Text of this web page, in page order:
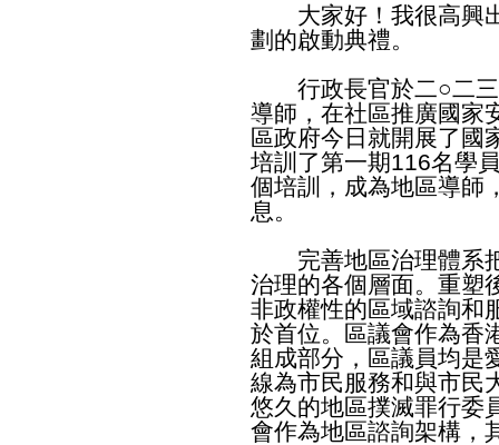
大家好！我很高興出
劃的啟動典禮。
行政長官於二○二三
導師，在社區推廣國家
區政府今日就開展了國
培訓了第一期116名學
個培訓，成為地區導師
息。
完善地區治理體系把
治理的各個層面。重塑
非政權性的區域諮詢和
於首位。區議會作為香
組成部分，區議員均是
線為市民服務和與市民
悠久的地區撲滅罪行委
會作為地區諮詢架構，